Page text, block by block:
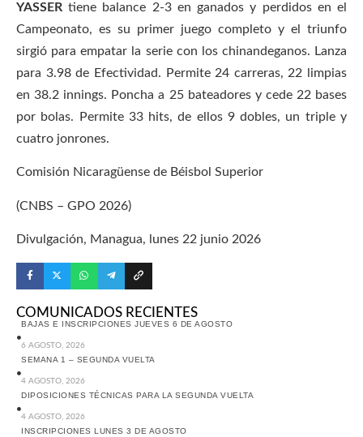
YASSERtiene balance 2-3 en ganados y perdidos en el
Campeonato, es su primer juego completo y el triunfo
sirgió para empatar la serie con los chinandeganos. Lanza
para 3.98 de Efectividad. Permite 24 carreras, 22 limpias
en 38.2 innings. Poncha a 25 bateadores y cede 22 bases
por bolas. Permite 33 hits, de ellos 9 dobles, un triple y
cuatro jonrones.
Comisión Nicaragüense de Béisbol Superior
(CNBS – GPO 2026)
Divulgación, Managua, lunes 22 junio 2026
COMUNICADOS RECIENTES
BAJAS E INSCRIPCIONES JUEVES 6 DE AGOSTO
6 AGOSTO, 2026
SEMANA 1 – SEGUNDA VUELTA
4 AGOSTO, 2026
DIPOSICIONES TÉCNICAS PARA LA SEGUNDA VUELTA
4 AGOSTO, 2026
INSCRIPCIONES LUNES 3 DE AGOSTO